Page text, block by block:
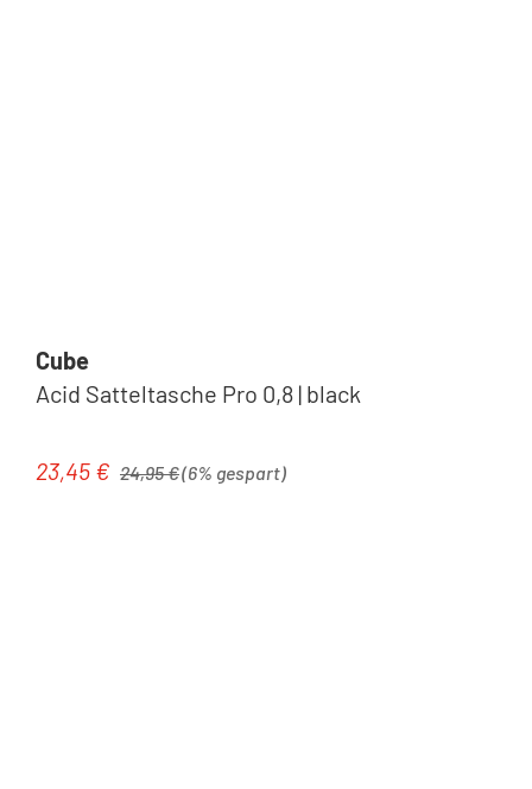
Cube
Acid Satteltasche Pro 0,8 | black
Verkaufspreis:
23,45 € Regulärer Preis:
24,95 €(6% gespart)